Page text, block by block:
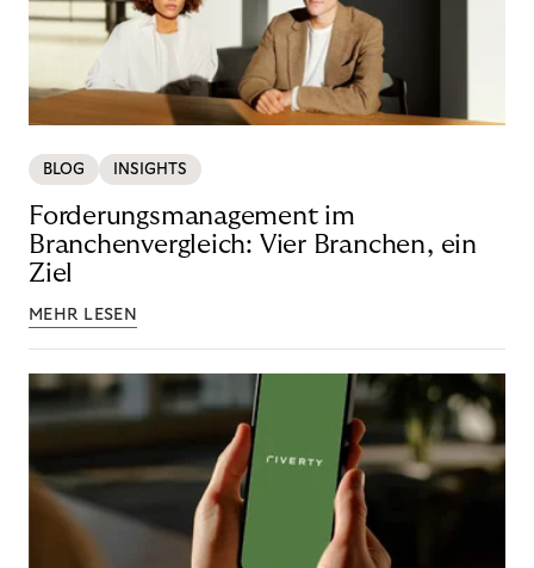
BLOG INSIGHTS
Forderungsmanagement im
Branchenvergleich: Vier Branchen, ein
Ziel
MEHR LESEN